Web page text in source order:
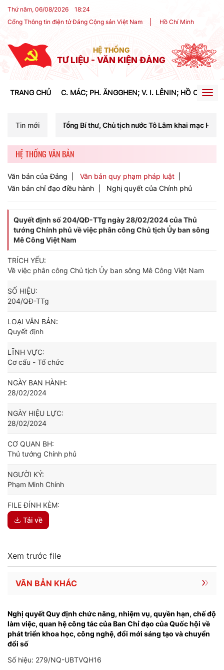
Thứ năm, 06/08/2026 18:24
Cổng Thông tin điện tử Đảng Cộng sản Việt Nam
Hồ Chí Minh
HỆ THỐNG
TƯ LIỆU - VĂN KIỆN ĐẢNG
TRANG CHỦ C. MÁC; PH. ĂNGGHEN; V. I. LÊNIN; HỒ CHÍ
Tin mới
Tổng Bí thư, Chủ tịch nước Tô Lâm khai mạc Hội nghị Trung ương
HỆ THỐNG VĂN BẢN
Văn bản của Đảng
Văn bản quy phạm pháp luật
Văn bản chỉ đạo điều hành
Nghị quyết của Chính phủ
Quyết định số 204/QĐ-TTg ngày 28/02/2024 của Thủ
tướng Chính phủ về việc phân công Chủ tịch Ủy ban sông
Mê Công Việt Nam
TRÍCH YẾU:
Về việc phân công Chủ tịch Ủy ban sông Mê Công Việt Nam
SỐ HIỆU:
204/QĐ-TTg
LOẠI VĂN BẢN:
Quyết định
LĨNH VỰC:
Cơ cấu - Tổ chức
NGÀY BAN HÀNH:
28/02/2024
NGÀY HIỆU LỰC:
28/02/2024
CƠ QUAN BH:
Thủ tướng Chính phủ
NGƯỜI KÝ:
Phạm Minh Chính
FILE ĐÍNH KÈM:
Tải về
Xem trước file
VĂN BẢN KHÁC
Nghị quyết Quy định chức năng, nhiệm vụ, quyền hạn, chế độ
làm việc, quan hệ công tác của Ban Chỉ đạo của Quốc hội về
phát triển khoa học, công nghệ, đổi mới sáng tạo và chuyển
đổi số
Số hiệu: 279/NQ-UBTVQH16